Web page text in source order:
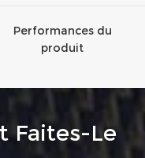
Performances du
produit
Faites-Le